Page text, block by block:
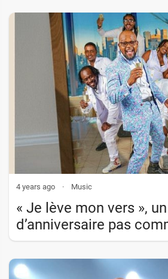
4 years ago · Music
« Je lève mon vers »,
d’anniversaire pas
autres !